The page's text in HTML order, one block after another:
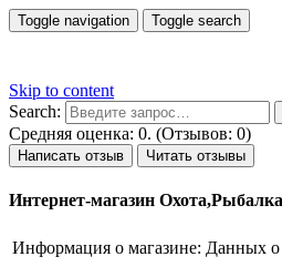
Toggle navigation Toggle search
Skip to content
Search:
Средняя оценка: 0. (Отзывов: 0)
Написать отзыв Читать отзывы
Интернет-магазин
Информация о магазине: Данных о